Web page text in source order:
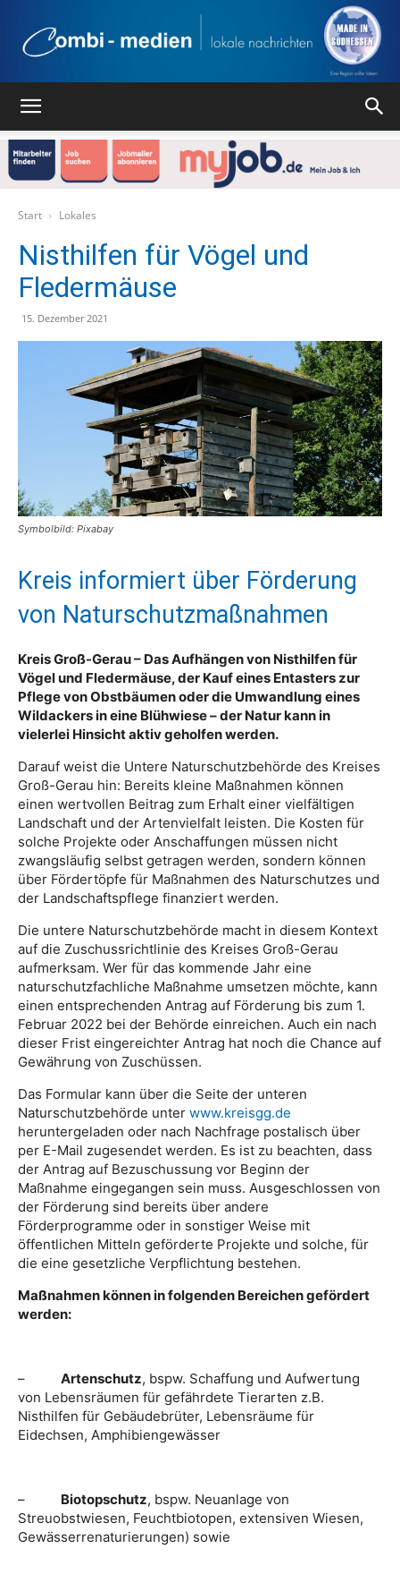
Start Lokales
Nisthilfen für Vögel und
Fledermäuse
15. Dezember 2021
Symbolbild: Pixabay
Kreis informiert über Förderung
von Naturschutzmaßnahmen
Kreis Groß-Gerau – Das Aufhängen von Nisthilfen für
Vögel und Fledermäuse, der Kauf eines Entasters zur
Pflege von Obstbäumen oder die Umwandlung eines
Wildackers in eine Blühwiese – der Natur kann in
vielerlei Hinsicht aktiv geholfen werden.
Darauf weist die Untere Naturschutzbehörde des Kreises
Groß-Gerau hin: Bereits kleine Maßnahmen können
einen wertvollen Beitrag zum Erhalt einer vielfältigen
Landschaft und der Artenvielfalt leisten. Die Kosten für
solche Projekte oder Anschaffungen müssen nicht
zwangsläufig selbst getragen werden, sondern können
über Fördertöpfe für Maßnahmen des Naturschutzes und
der Landschaftspflege finanziert werden.
Die untere Naturschutzbehörde macht in diesem Kontext
auf die Zuschussrichtlinie des Kreises Groß-Gerau
aufmerksam. Wer für das kommende Jahr eine
naturschutzfachliche Maßnahme umsetzen möchte, kann
einen entsprechenden Antrag auf Förderung bis zum 1.
Februar 2022 bei der Behörde einreichen. Auch ein nach
dieser Frist eingereichter Antrag hat noch die Chance auf
Gewährung von Zuschüssen.
Das Formular kann über die Seite der unteren
Naturschutzbehörde unter www.kreisgg.de
heruntergeladen oder nach Nachfrage postalisch über
per E-Mail zugesendet werden. Es ist zu beachten, dass
der Antrag auf Bezuschussung vor Beginn der
Maßnahme eingegangen sein muss. Ausgeschlossen von
der Förderung sind bereits über andere
Förderprogramme oder in sonstiger Weise mit
öffentlichen Mitteln geförderte Projekte und solche, für
die eine gesetzliche Verpflichtung bestehen.
Maßnahmen können in folgenden Bereichen gefördert
werden:
– Artenschutz, bspw. Schaffung und Aufwertung
von Lebensräumen für gefährdete Tierarten z.B.
Nisthilfen für Gebäudebrüter, Lebensräume für
Eidechsen, Amphibiengewässer
– Biotopschutz, bspw. Neuanlage von
Streuobstwiesen, Feuchtbiotopen, extensiven Wiesen,
Gewässerrenaturierungen) sowie